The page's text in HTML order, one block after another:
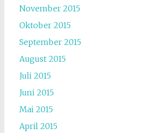
November 2015
Oktober 2015
September 2015
August 2015
Juli 2015
Juni 2015
Mai 2015
April 2015